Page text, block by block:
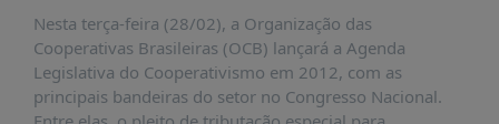
RUMOS
LIVROS
ESTUDOS
Nesta terça-feira (28/02), a Organização das
Cooperativas Brasileiras (OCB) lançará a Agenda
Legislativa do Cooperativismo em 2012, com as
principais bandeiras do setor no Congresso Nacional.